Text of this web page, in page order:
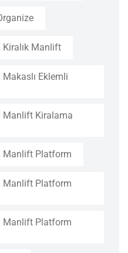
Kiralık Manlift
Eklemli
Manlift Kiralama
Manlift Platform
Manlift Platform
Manlift Platform